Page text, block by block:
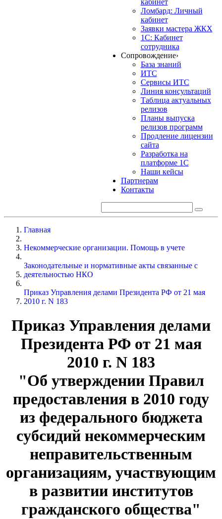
Ломбард: Личный
кабинет
Заявки мастера ЖКХ
1С: Кабинет
сотрудника
Сопровождение›
База знаний
ИТС
Сервисы ИТС
Линия консультаций
Таблица актуальных
релизов
Планы выпуска
релизов программ
Продление лицензии
сайта
Разработка на
платформе 1С
Наши кейсы
Партнерам
Контакты
Главная
Некоммерческие организации. Помощь в учете
Законодательные и нормативные акты связанные с
деятельностью НКО
Приказ Управления делами Президента РФ от 21 мая
2010 г. N 183
Приказ Управления делами
Президента РФ от 21 мая
2010 г. N 183
"Об утверждении Правил
предоставления в 2010 году
из федерального бюджета
субсидий некоммерческим
неправительственным
организациям, участвующим
в развитии институтов
гражданского общества"